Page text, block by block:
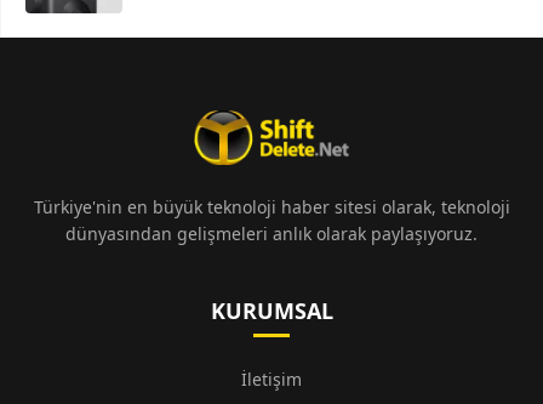
Türkiye'nin en büyük teknoloji haber sitesi olarak, teknoloji
dünyasından gelişmeleri anlık olarak paylaşıyoruz.
KURUMSAL
İletişim